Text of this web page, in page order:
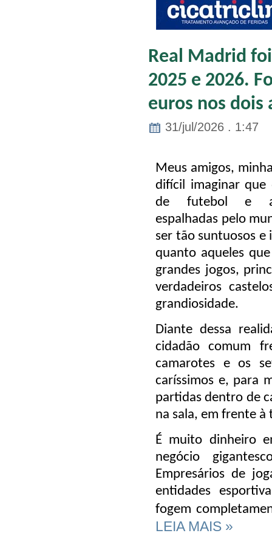
Real Madrid
2025 e 2026.
euros nos dois
31/jul/2026 . 1:47
Meus amigos,
difícil imaginar que
de futebol e
espalhadas pelo
ser tão suntuosos e
quanto aqueles
grandes jogos,
verdadeiros
grandiosidade.
Diante dessa
cidadão comum
camarotes e os
caríssimos e, para
partidas dentro de
na sala, em frente à
É muito dinheiro
negócio
Empresários de
entidades
fogem
LEIA MAIS »